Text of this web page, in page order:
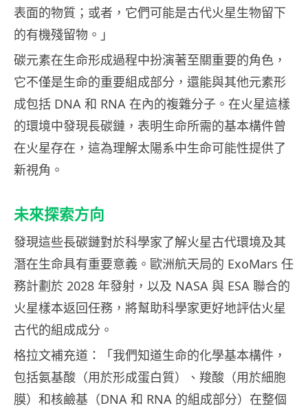
表面的物質；或者，它們可能是古代火星生物留下
的有機殘留物。」
碳元素在生命形成過程中扮演著至關重要的角色，
它不僅是生命的重要組成部分，還能與其他元素形
成包括 DNA 和 RNA 在內的複雜分子。在火星這樣
的環境中發現長碳鏈，表明生命所需的基本構件曾
在火星存在，這為理解太陽系中生命可能性提供了
新視角。
未來探索方向
發現這些長碳鏈對於科學家了解火星古代環境及其
潛在生命具有重要意義。歐洲航天局的 ExoMars 任
務計劃於 2028 年發射，以及 NASA 與 ESA 聯合的
火星樣本返回任務，將幫助科學家更好地評估火星
古代的組成成分。
格拉文補充道：「我們知道生命的化學基本構件，
包括氨基酸（用於形成蛋白質）、羧酸（用於細胞
膜）和核鹼基（DNA 和 RNA 的組成部分）在整個